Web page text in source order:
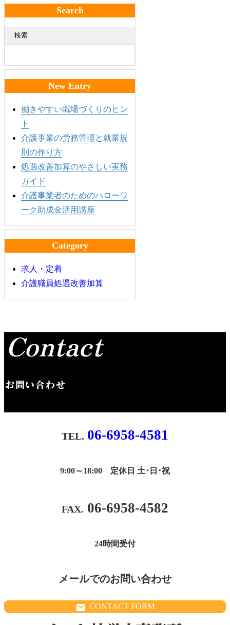
Search
検索
New Entry
働きやすい職場づくりのヒン
ト
介護事業の労務管理と就業規
則の作り方
処遇改善加算のやさしい実務
ガイド
介護事業者のためのハローワ
ーク助成金活用講座
Category
求人・定着
介護職員処遇改善加算
Contact
お問い合わせ
06-6958-4581
9:00～18:00 定休日 土･日･祝
06-6958-4582
24時間受付
メールでのお問い合わせ
CONTACT FORM